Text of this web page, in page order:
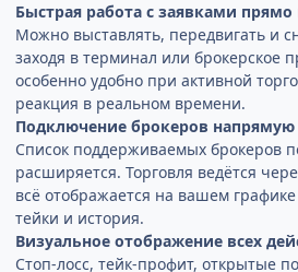
Быстрая работа с заявками прямо
Можно выставлять, передвигать и
заходя в терминал или брокерское
особенно удобно при активной
реакция в реальном времени.
Подключение брокеров напрямую
Список поддерживаемых брокеров
расширяется. Торговля ведётся
всё отображается на вашем
тейки и история.
Визуальное отображение всех
Стоп-лосс, тейк-профит, открытые